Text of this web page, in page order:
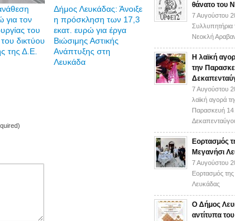
για τον
του
δικτύου
της Δ.Ε.
Δήμος Λευκάδας: Άνοιξε
η πρόσκληση των 17,3
εκατ. ευρώ για έργα
Βιώσιμης Αστικής
Ανάπτυξης στη
Λευκάδα
θάνατο του
7 Αυγούστου
Συλλυπητήρια
Νεοκλή
Η λαϊκή
την
7 Αυγούστου
λαϊκή αγορά
Παρασκευή
Εορτασμός
Μεγανήσι
7 Αυγούστου
Εορτασμός
Λευκάδας
Ο Δήμος
αντίτυπα